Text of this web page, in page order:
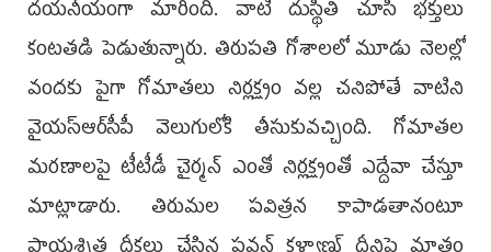
దయనీయంగా మారింది. వాటి దుస్థితి చూసి భక్తులు
కంటతడి పెడుతున్నారు. తిరుపతి గోశాలలో మూడు నెలల్లో
వందకు పైగా గోమాతలు నిర్లక్ష్యం వల్ల చనిపోతే వాటిని
వైయస్ఆర్‌సీపీ వెలుగులోకి తీసుకువచ్చింది. గోమాతల
మరణాలపై టీటీడీ చైర్మన్ ఎంతో నిర్లక్ష్యంతో ఎద్దేవా చేస్తూ
మాట్లాడారు. తిరుమల పవిత్రన కాపాడతానంటూ